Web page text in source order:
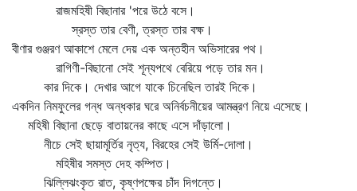
রাজমহিষী বিছানার 'পরে উঠে বসে।
স্রস্ত তার বেণী, ত্রস্ত তার বক্ষ।
বীণার গুঞ্জরণ আকাশে মেলে দেয় এক অন্তহীন অভিসারের পথ।
রাগিণী-বিছানো সেই শূন্যপথে বেরিয়ে পড়ে তার মন।
কার দিকে। দেখার আগে যাকে চিনেছিল তারই দিকে।
একদিন নিমফুলের গন্ধ অন্ধকার ঘরে অনির্বচনীয়ের আমন্ত্রণ নিয়ে এসেছে।
মহিষী বিছানা ছেড়ে বাতায়নের কাছে এসে দাঁড়ালো।
নীচে সেই ছায়ামূর্তির নৃত্য, বিরহের সেই উর্মি-দোলা।
মহিষীর সমস্ত দেহ কম্পিত।
ঝিল্লিঝংকৃত রাত, কৃষ্ণপক্ষের চাঁদ দিগন্তে।